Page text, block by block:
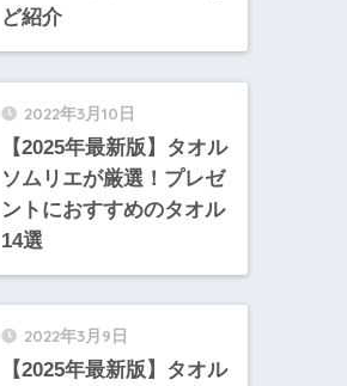
ど紹介
2022年3月10日
【2025年最新版】タオル
ソムリエが厳選！プレゼ
ントにおすすめのタオル
14選
2022年3月9日
【2025年最新版】タオル